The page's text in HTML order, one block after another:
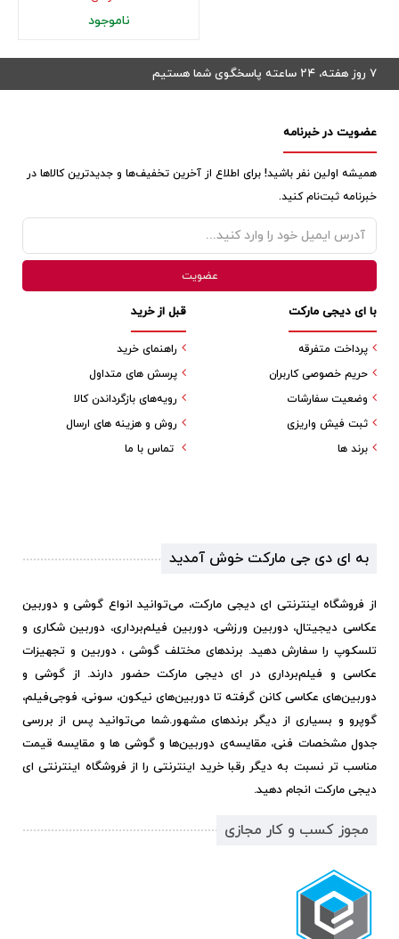
ناموجود
۷ روز هفته، ۲۴ ساعته پاسخگوی شما هستیم
عضویت در خبرنامه
همیشه اولین نفر باشید! برای اطلاع از آخرین تخفیف‌ها و جدیدترین کالاها در
خبرنامه ثبت‌نام کنید.
قبل از خرید
راهنمای خرید
پرسش های متداول
رویه‌های بازگرداندن کالا
روش و هزینه های ارسال
تماس با ما
با ای دیجی مارکت
پرداخت متفرقه
حریم خصوصی کاربران
وضعیت سفارشات
ثبت فیش واریزی
برند ها
به ای دی جی مارکت خوش آمدید
از فروشگاه اینترنتی ای دیجی مارکت، می‌توانید انواع گوشی و دوربین
عکاسی دیجیتال، دوربین ورزشی، دوربین فیلم‌برداری، دوربین شکاری و
تلسکوپ را سفارش دهید. برندهای مختلف گوشی ، دوربین و تجهیزات
عکاسی و فیلم‌برداری در ای دیجی مارکت حضور دارند. از گوشی و
دوربین‌های عکاسی کانن گرفته تا دوربین‌های نیکون، سونی، فوجی‌فیلم،
گوپرو و بسیاری از دیگر برندهای مشهور.شما می‌توانید پس از بررسی
جدول مشخصات فنی، مقایسه‌ی دوربین‌ها و گوشی ها و مقایسه قیمت
مناسب تر نسبت به دیگر رقبا خرید اینترنتی را از فروشگاه اینترنتی ای
دیجی مارکت انجام دهید.
مجوز کسب و کار مجازی